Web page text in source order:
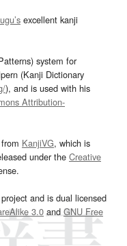
excellent kanji
system for
(Kanji Dictionary
), and is used with his
Attribution-
KanjiVG, which is
under the Creative
project and is dual licensed
3.0and GNU Free